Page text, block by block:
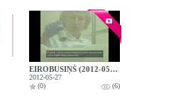
EIROBUSIŅŠ (2012-05-27)
2012-05-27
(0)
(6)